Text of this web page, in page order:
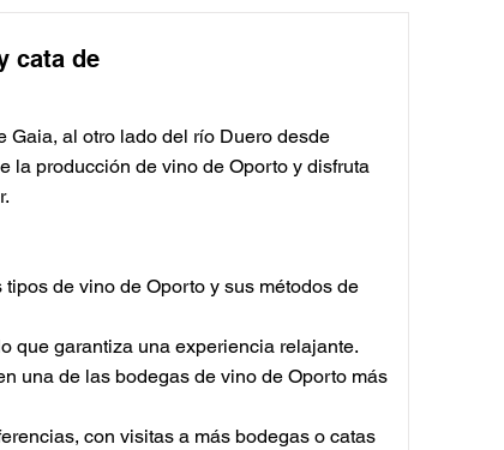
cata de
Gaia, al otro lado del río Duero desde
la producción de vino de Oporto y disfruta
de vino de Oporto y sus métodos de
que garantiza una experiencia relajante.
una de las bodegas de vino de Oporto más
con visitas a más bodegas o catas